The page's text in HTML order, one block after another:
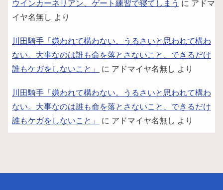
ウインカーネリアン、ゲート練習で寝てしまう に アドマ
イヤ名無し より
川田騎手「嫌われて構わない。うるさいと思われて構わ
ない。大事なのは誰も命を落とさないこと、できるだけ
誰もケガをしないこと」
に アドマイヤ名無し より
川田騎手「嫌われて構わない。うるさいと思われて構わ
ない。大事なのは誰も命を落とさないこと、できるだけ
誰もケガをしないこと」
に アドマイヤ名無し より